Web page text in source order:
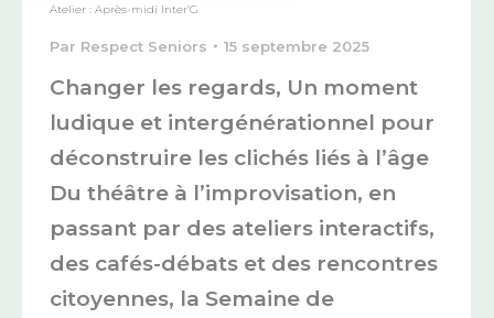
Atelier : Après-midi Inter’G
Par Respect Seniors 15 septembre 2025
Changer les regards, Un moment
ludique et intergénérationnel pour
déconstruire les clichés liés à l’âge
Du théâtre à l’improvisation, en
passant par des ateliers interactifs,
des cafés-débats et des rencontres
citoyennes, la Semaine de